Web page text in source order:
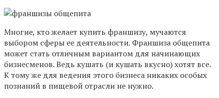
Многие, кто желает купить франшизу, мучаются
выбором сферы ее деятельности. Франшиза общепита
может стать отличным вариантом для начинающих
бизнесменов. Ведь кушать (и кушать вкусно) хотят все.
К тому же для ведения этого бизнеса никаких особых
познаний в пищевой отрасли не нужно.